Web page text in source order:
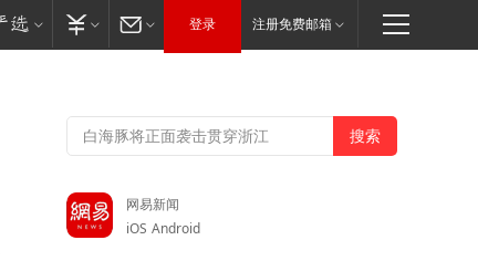
登录 注册免费邮箱
网易新闻
iOS Android